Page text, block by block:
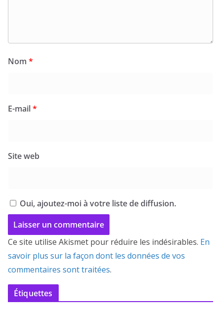
Nom *
E-mail*
Site web
Oui, ajoutez-moi à votre liste de diffusion.
Ce site utilise Akismet pour réduire les indésirables. En
savoir plus sur la façon dont les données de vos
commentaires sont traitées.
Étiquettes